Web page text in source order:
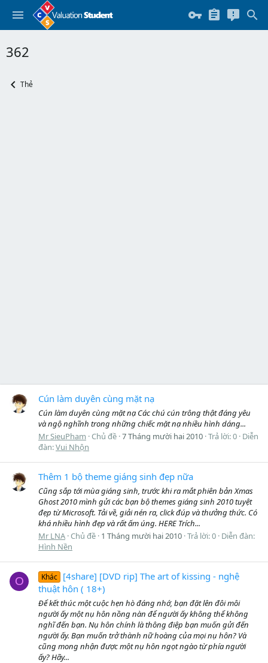
362
Thẻ
Cún làm duyên cùng mặt nạ
Cún làm duyên cùng mặt nạ Các chú cún trông thật đáng yêu
và ngộ nghĩnh trong những chiếc mặt nạ nhiều hình dáng...
Mr SieuPham Chủ đề 7 Tháng mười hai 2010 Trả lời: 0 Diễn
đàn:Vui Nhộn
Thêm 1 bộ theme giáng sinh đẹp nữa
Cũng sắp tới mùa giáng sinh, trước khi ra mắt phiên bản Xmas
Ghost 2010 mình gửi các bạn bộ themes giáng sinh 2010 tuyệt
đẹp từ Microsoft. Tải về, giải nén ra, click đúp và thưởng thức. Có
khá nhiều hình đẹp và rất ấm úng. HERE Trích...
Mr LNA Chủ đề 1 Tháng mười hai 2010 Trả lời: 0 Diễn đàn:
Hình Nền
O Khác [4share] [DVD rip] The art of kissing - nghệ
thuật hôn ( 18+)
Để kết thúc một cuộc hẹn hò đáng nhớ, bạn đặt lên đôi môi
người ấy một nụ hôn nồng nàn để người ấy không thể không
nghĩ đến bạn. Nụ hôn chính là thông điệp bạn muốn gửi đến
người ấy. Bạn muốn trở thành nữ hoàng của mọi nụ hôn? Và
cũng mong nhận được một nụ hôn ngọt ngào từ phía người
ấy? Hãy...